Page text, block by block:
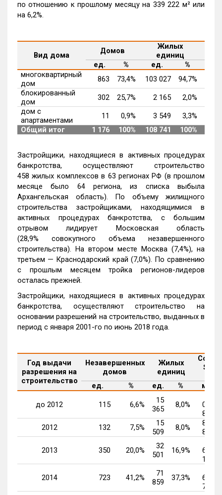
по отношению к прошлому месяцу на 339 222 м² или
на 6,2%.
Вид дома Домов
Жилых
единиц
ед.
% ед. %
многоквартирный
дом
863 73,4% 103 027 94,7%
блокированный
дом
302 25,7% 2 165 2,0%
дом с
апартаментами
11 0,9% 3 549 3,3%
Общий итог
1 176 100% 108 741 100%
Застройщики, находящиеся в активных процедурах
банкротства, осуществляют строительство
458 жилых комплексов в 63 регионах РФ (в прошлом
месяце было 64 региона, из списка выбыла
Архангельская область). По объему жилищного
строительства застройщиками, находящимися в
активных процедурах банкротства, с большим
отрывом лидирует Московская область
(28,9% совокупного объема незавершенного
строительства). На втором месте Москва (7,4%), на
третьем — Краснодарский край (7,0%). По сравнению
с прошлым месяцем тройка регионов-лидеров
осталась прежней.
Застройщики, находящиеся в активных процедурах
банкротства, осуществляют строительство на
основании разрешений на строительство, выданных в
период c января 2001-го по июнь 2018 года.
Год выдачи
разрешения на
строительство
Незавершенных
домов
Жилых
единиц
S
ед.
% ед. % м²
до 2012 115 6,6%
15
365
8,0%
082
857
2012 132 7,5%
15
509
8,0%
800
848
2013 350 20,0%
32
501
16,9%
690
129
2014 723 41,2%
71
859
37,3%
606
786